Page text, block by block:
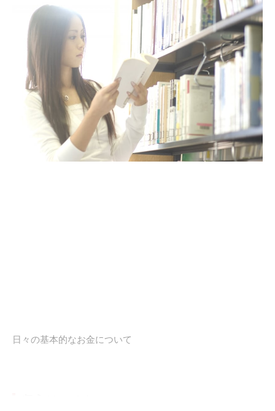
日々の基本的なお金について